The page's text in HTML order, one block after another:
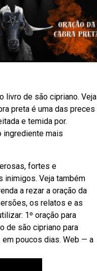
livro de são cipriano. Veja
preta é uma das preces
e temida por.
ingrediente mais
fortes e
inimigos. Veja também
a rezar a oração da
os relatos e as
1º oração para
de são cipriano para
poucos dias. Web — a